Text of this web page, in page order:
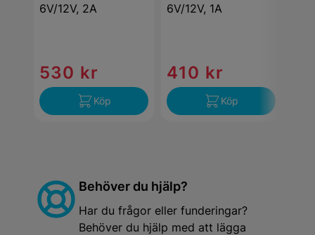
6V/12V, 2A
530 kr
Köp
6V/12V, 1A
410 kr
Köp
Behöver du hjälp?
Har du frågor eller funderingar?
Behöver du hjälp med att lägga